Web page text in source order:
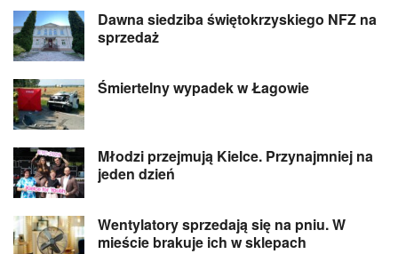
Dawna siedziba świętokrzyskiego NFZ na
sprzedaż
Śmiertelny wypadek w Łagowie
Młodzi przejmują Kielce. Przynajmniej na
jeden dzień
Wentylatory sprzedają się na pniu. W
mieście brakuje ich w sklepach